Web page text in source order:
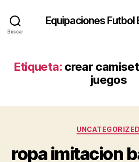
Buscar
Equipaciones Futbol
Etiqueta: crear
juegos
UNCATEGORIZED
ropa imitacion